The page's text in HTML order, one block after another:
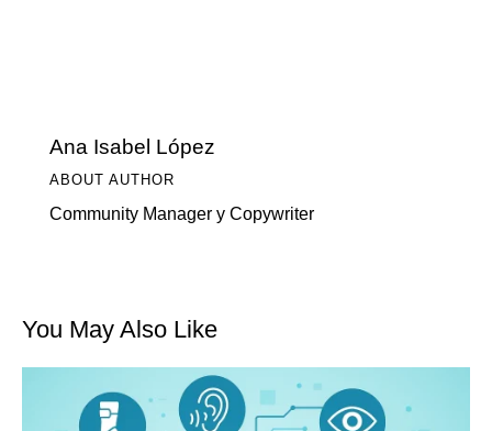
Ana Isabel López
ABOUT AUTHOR
Community Manager y Copywriter
You May Also Like